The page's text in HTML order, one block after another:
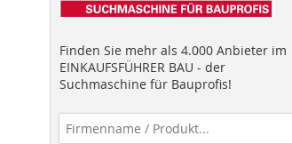
Finden Sie mehr als 4.000 Anbieter im
EINKAUFSFÜHRER BAU - der
Suchmaschine für Bauprofis!